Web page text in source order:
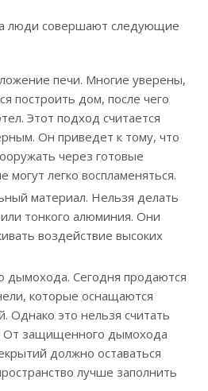
люди совершают следующие
печи. Многие уверены,
построить дом, после чего
Этот подход считается
Он приведет к тому, что
через готовые
могут легко воспламеняться.
материал. Нельзя делать
тонкого алюминия. Они
воздействие высоких
Сегодня продаются
которые оснащаются
Однако это нельзя считать
От защищенного дымохода
должно оставаться
лучше заполнить